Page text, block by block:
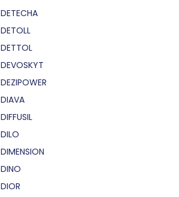
DETECHA
DETOLL
DETTOL
DEVOSKYT
DEZIPOWER
DIAVA
DIFFUSIL
DILO
DIMENSION
DINO
DIOR